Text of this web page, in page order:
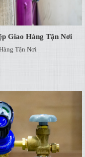
Giao Hàng Tận Nơi
Tận Nơi